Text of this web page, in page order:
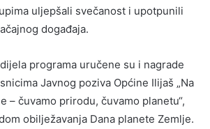
uljepšali svečanost i upotpunili
događaja.
programa uručene su i nagrade
Javnog poziva Općine Ilijaš „Na
– čuvamo prirodu, čuvamo planetu“,
obilježavanja Dana planete Zemlje.